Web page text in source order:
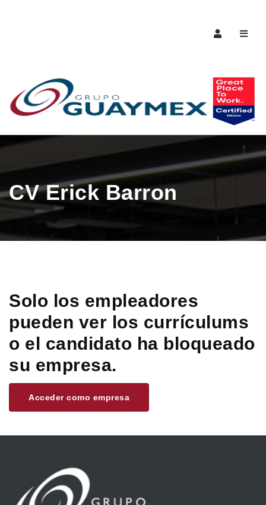
CV Erick Barron
Solo los empleadores
pueden ver los currículums
o el candidato ha bloqueado
su empresa.
Acceder como empresa